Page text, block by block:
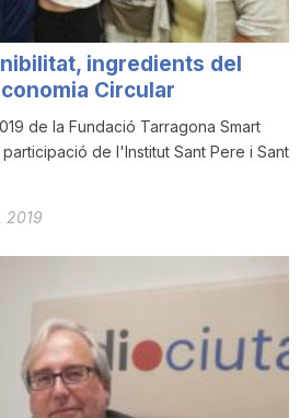
ingredients del
Circular
de la Fundació Tarragona Smart
de l'Institut Sant Pere i Sant
2019